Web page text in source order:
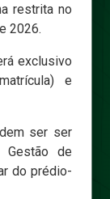
restrita no
2026.
exclusivo
e
ser ser
Gestão de
do prédio-